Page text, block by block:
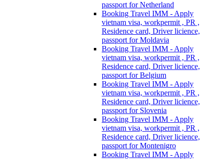
passport for Netherland
Booking Travel IMM - Apply
vietnam visa, workpermit , PR ,
Residence card, Driver licience,
passport for Moldavia
Booking Travel IMM - Apply
vietnam visa, workpermit , PR ,
Residence card, Driver licience,
passport for Belgium
Booking Travel IMM - Apply
vietnam visa, workpermit , PR ,
Residence card, Driver licience,
passport for Slovenia
Booking Travel IMM - Apply
vietnam visa, workpermit , PR ,
Residence card, Driver licience,
passport for Montenigro
Booking Travel IMM - Apply